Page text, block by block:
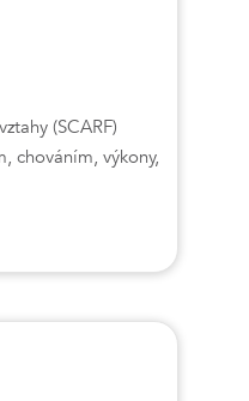
(SCARF)
chováním, výkony,